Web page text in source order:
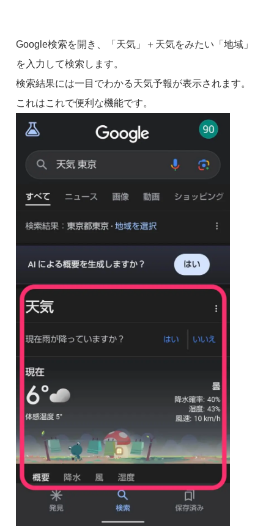
Google検索を開き、「天気」＋天気をみたい「地域」
を入力して検索します。
検索結果には一目でわかる天気予報が表示されます。
これはこれで便利な機能です。